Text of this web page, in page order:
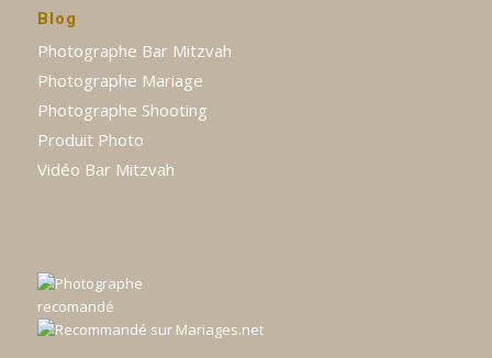
Blog
Photographe Bar Mitzvah
Photographe Mariage
Photographe Shooting
Produit Photo
Vidéo Bar Mitzvah